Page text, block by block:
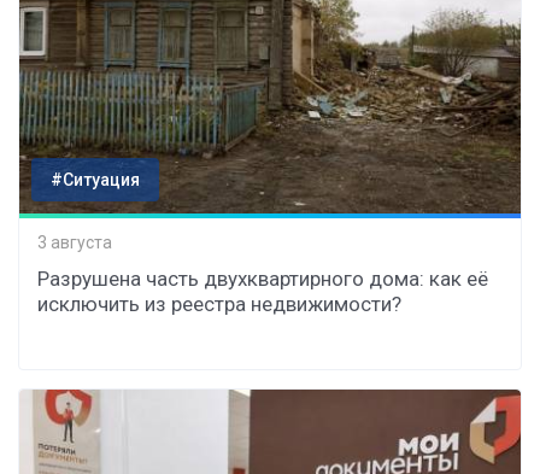
#Ситуация
3 августа
Разрушена часть двухквартирного дома: как её
исключить из реестра недвижимости?